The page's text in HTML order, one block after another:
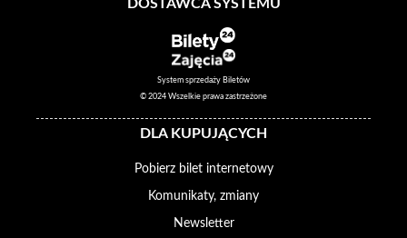
DOSTAWCA SYSTEMU
System sprzedaży Biletów
© 2024 Wszelkie prawa zastrzeżone
DLA KUPUJĄCYCH
Pobierz bilet internetowy
Komunikaty, zmiany
Newsletter